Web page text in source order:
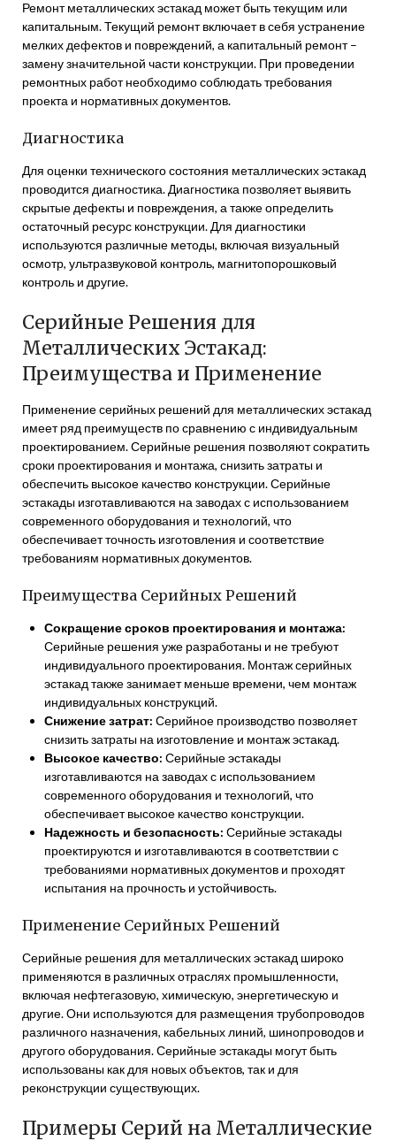
Ремонт металлических эстакад может быть текущим или
капитальным. Текущий ремонт включает в себя устранение
мелких дефектов и повреждений, а капитальный ремонт –
замену значительной части конструкции. При проведении
ремонтных работ необходимо соблюдать требования
проекта и нормативных документов.
Диагностика
Для оценки технического состояния металлических эстакад
проводится диагностика. Диагностика позволяет выявить
скрытые дефекты и повреждения, а также определить
остаточный ресурс конструкции. Для диагностики
используются различные методы, включая визуальный
осмотр, ультразвуковой контроль, магнитопорошковый
контроль и другие.
Серийные Решения для
Металлических Эстакад:
Преимущества и Применение
Применение серийных решений для металлических эстакад
имеет ряд преимуществ по сравнению с индивидуальным
проектированием. Серийные решения позволяют сократить
сроки проектирования и монтажа, снизить затраты и
обеспечить высокое качество конструкции. Серийные
эстакады изготавливаются на заводах с использованием
современного оборудования и технологий, что
обеспечивает точность изготовления и соответствие
требованиям нормативных документов.
Преимущества Серийных Решений
Сокращение сроков проектирования и монтажа:
Серийные решения уже разработаны и не требуют
индивидуального проектирования. Монтаж серийных
эстакад также занимает меньше времени, чем монтаж
индивидуальных конструкций.
Снижение затрат: Серийное производство позволяет
снизить затраты на изготовление и монтаж эстакад.
Высокое качество: Серийные эстакады
изготавливаются на заводах с использованием
современного оборудования и технологий, что
обеспечивает высокое качество конструкции.
Надежность и безопасность: Серийные эстакады
проектируются и изготавливаются в соответствии с
требованиями нормативных документов и проходят
испытания на прочность и устойчивость.
Применение Серийных Решений
Серийные решения для металлических эстакад широко
применяются в различных отраслях промышленности,
включая нефтегазовую, химическую, энергетическую и
другие. Они используются для размещения трубопроводов
различного назначения, кабельных линий, шинопроводов и
другого оборудования. Серийные эстакады могут быть
использованы как для новых объектов, так и для
реконструкции существующих.
Примеры Серий на Металлические